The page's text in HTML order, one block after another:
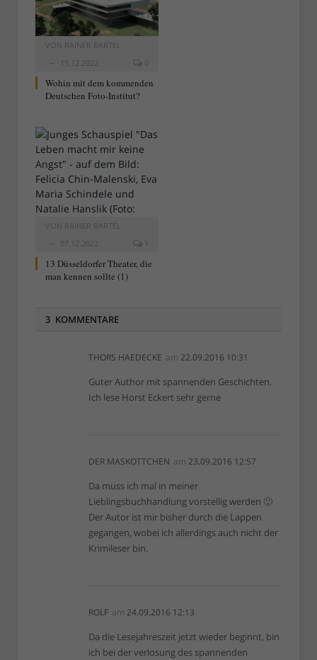
VON RAINER BARTEL
15.12.2022
0
Wohin mit dem kommenden
Deutschen Foto-Institut?
VON RAINER BARTEL
07.12.2022
1
13 Düsseldorfer Theater, die
man kennen sollte (1)
3 KOMMENTARE
THORS HAEDECKE am 22.09.2016 10:31
Guter Author mit spannenden Geschichten.
Ich lese Horst Eckert sehr gerne
DER MASKOTTCHEN am 23.09.2016 12:57
Da muss ich mal in meiner
Lieblingsbuchhandlung vorstellig werden 🙂
Der Autor ist mir bisher durch die Lappen
gegangen, wobei ich allerdings auch nicht der
Krimileser bin.
ROLF am 24.09.2016 12:13
Da die Lesejahreszeit jetzt wieder beginnt, bin
ich bei der verlosung des spannenden